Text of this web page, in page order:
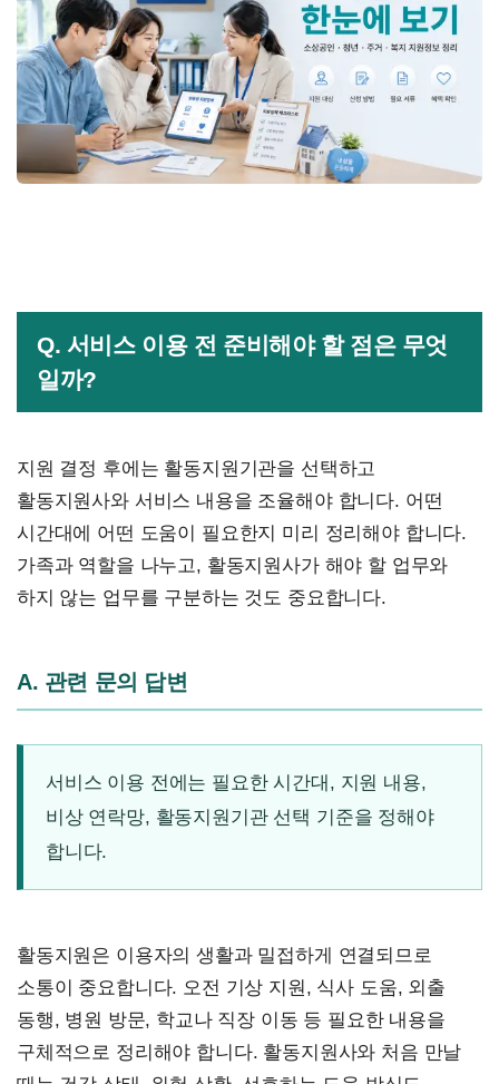
Q. 서비스 이용 전 준비해야 할 점은 무엇
일까?
지원 결정 후에는 활동지원기관을 선택하고
활동지원사와 서비스 내용을 조율해야 합니다. 어떤
시간대에 어떤 도움이 필요한지 미리 정리해야 합니다.
가족과 역할을 나누고, 활동지원사가 해야 할 업무와
하지 않는 업무를 구분하는 것도 중요합니다.
A. 관련 문의 답변
서비스 이용 전에는 필요한 시간대, 지원 내용,
비상 연락망, 활동지원기관 선택 기준을 정해야
합니다.
활동지원은 이용자의 생활과 밀접하게 연결되므로
소통이 중요합니다. 오전 기상 지원, 식사 도움, 외출
동행, 병원 방문, 학교나 직장 이동 등 필요한 내용을
구체적으로 정리해야 합니다. 활동지원사와 처음 만날